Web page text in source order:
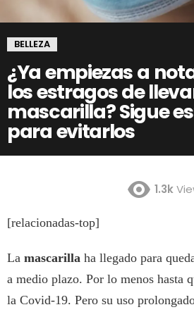
BELLEZA
¿Ya empiezas a
los estragos de
mascarilla? Sigue
para evitarlos
1.3k
[relacionadas-top]
La mascarilla ha llegado para
a medio plazo. Por lo menos hasta
la Covid-19. Pero su uso